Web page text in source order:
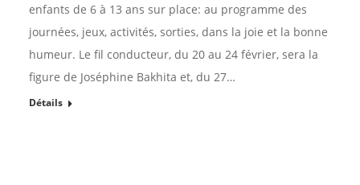
enfants de 6 à 13 ans sur place: au programme des
journées, jeux, activités, sorties, dans la joie et la bonne
humeur. Le fil conducteur, du 20 au 24 février, sera la
figure de Joséphine Bakhita et, du 27…
Détails